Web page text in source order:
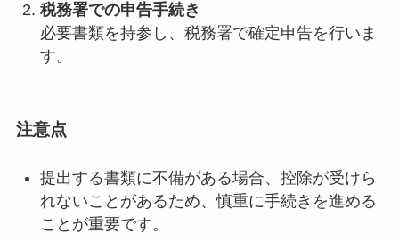
税務署での申告手続き
必要書類を持参し、税務署で確定申告を行いま
す。
注意点
提出する書類に不備がある場合、控除が受けら
れないことがあるため、慎重に手続きを進める
ことが重要です。